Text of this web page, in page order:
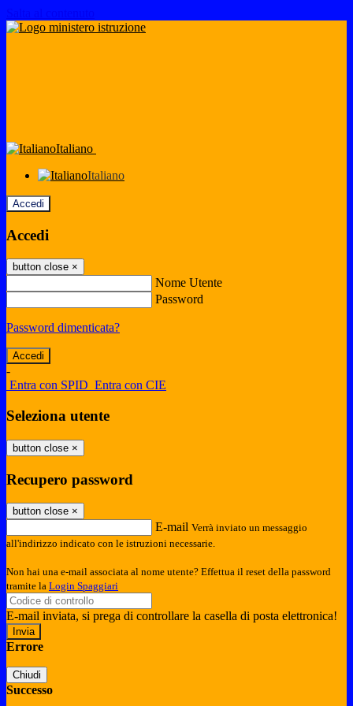
Italiano
Italiano
Accedi
Accedi
button close ×
Nome Utente
Password
Password dimenticata?
-
Entra con SPID Entra con CIE
Seleziona utente
button close ×
Recupero password
button close ×
E-mail Verrà inviato un messaggio
all'indirizzo indicato con le istruzioni necessarie.
Non hai una e-mail associata al nome utente? Effettua il reset della password
tramite la Login Spaggiari
E-mail inviata, si prega di controllare la casella di posta elettronica!
Errore
Chiudi
Successo